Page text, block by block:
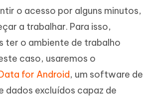
o acesso por alguns minutos,
a trabalhar. Para isso,
ter o ambiente de trabalho
caso, usaremos o
for Android, um software de
dados excluídos capaz de